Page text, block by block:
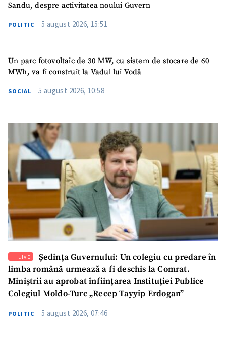
SUSȚINE
Sandu, despre activitatea noului Guvern
POLITIC 5 august 2026, 15:51
Un parc fotovoltaic de 30 MW, cu sistem de stocare de 60
MWh, va fi construit la Vadul lui Vodă
SOCIAL 5 august 2026, 10:58
LIVE
Ședința Guvernului: Un colegiu cu predare în
limba română urmează a fi deschis la Comrat.
Miniștrii au aprobat înființarea Instituției Publice
Colegiul Moldo-Turc „Recep Tayyip Erdogan”
POLITIC 5 august 2026, 07:46